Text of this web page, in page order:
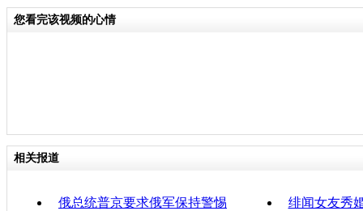
您看完该视频的心情
相关报道
俄总统普京要求俄军保持警惕
绯闻女友秀